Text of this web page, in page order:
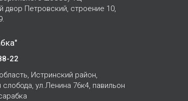
двор Петровский, строение 10,
22
Истринский район,
ул.Ленина 76к4, павильон